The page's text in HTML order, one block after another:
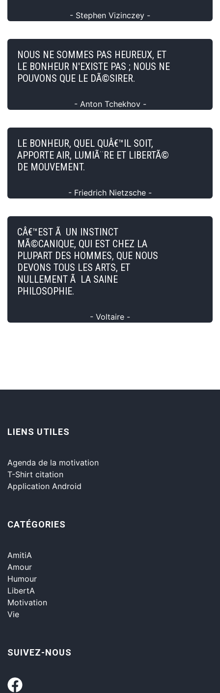
- Stephen Vizinczey -
NOUS NE SOMMES PAS HEUREUX, ET
LE BONHEUR N'EXISTE PAS ; NOUS NE
POUVONS QUE LE DÃ©SIRER.
- Anton Tchekhov -
LE BONHEUR, QUEL QUÂ€™IL SOIT,
APPORTE AIR, LUMIÃ¨RE ET LIBERTÃ©
DE MOUVEMENT.
- Friedrich Nietzsche -
CÂ€™EST Ã UN INSTINCT
MÃ©CANIQUE, QUI EST CHEZ LA
PLUPART DES HOMMES, QUE NOUS
DEVONS TOUS LES ARTS, ET
NULLEMENT Ã LA SAINE
PHILOSOPHIE.
- Voltaire -
LIENS UTILES
Agenda de la motivation
T-Shirt citation
Application Android
CATÉGORIES
AmitiA
Amour
Humour
LibertA
Motivation
Vie
SUIVEZ-NOUS